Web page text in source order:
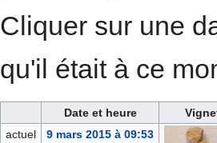
Cliquer sur une
qu'il était à ce
Date et heure
actuel
9 mars 2015 à 09:53